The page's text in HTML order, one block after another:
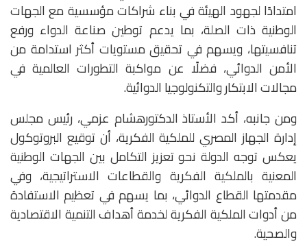
امتدادًا لجهود الهيئة في بناء شراكات مؤسسية مع الجهات
الوطنية ذات الصلة، بما يدعم توطين صناعة الدواء ورفع
تنافسيتها، ويسهم في تحقيق مستويات أكثر استدامة من
الأمن الدوائي، فضلًا عن مواكبة التطورات العالمية في
مجالات الابتكار والتكنولوجيا الدوائية.
ومن جانبه، أكد الأستاذ الدكتورهشام عزمي، رئيس مجلس
إدارة الجهاز المصري للملكية الفكرية، أن توقيع البروتوكول
يعكس توجه الدولة نحو تعزيز التكامل بين الجهات الوطنية
المعنية بالملكية الفكرية والقطاعات الاستراتيجية، وفي
مقدمتها القطاع الدوائي، بما يسهم في تعظيم الاستفادة
من أدوات الملكية الفكرية لخدمة أهداف التنمية الاقتصادية
والصحية.